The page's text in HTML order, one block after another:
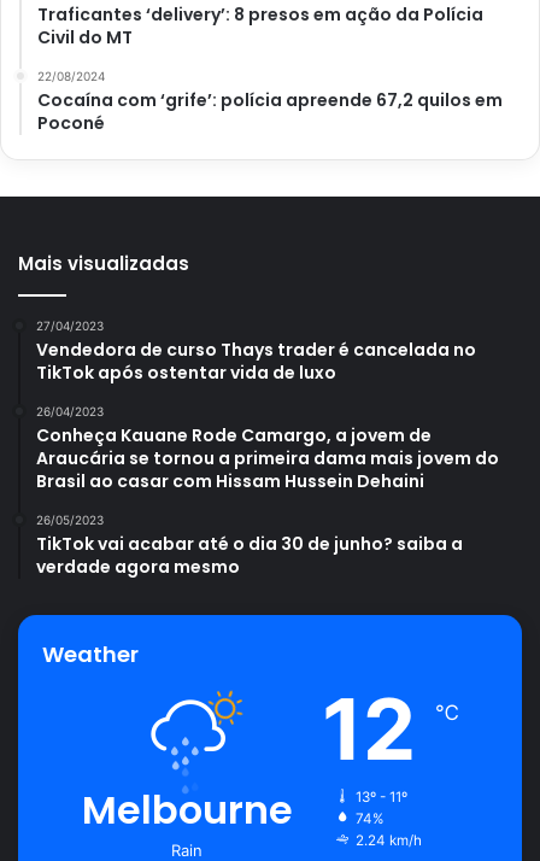
Traficantes ‘delivery’: 8 presos em ação da Polícia
Civil do MT
22/08/2024
Cocaína com ‘grife’: polícia apreende 67,2 quilos em
Poconé
Mais visualizadas
27/04/2023
Vendedora de curso Thays trader é cancelada no
TikTok após ostentar vida de luxo
26/04/2023
Conheça Kauane Rode Camargo, a jovem de
Araucária se tornou a primeira dama mais jovem do
Brasil ao casar com Hissam Hussein Dehaini
26/05/2023
TikTok vai acabar até o dia 30 de junho? saiba a
verdade agora mesmo
Weather
Melbourne
Rain
12 ℃
13º - 11º
74%
2.24 km/h